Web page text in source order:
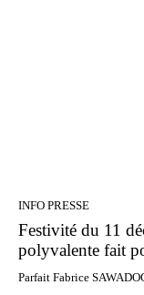
INFO PRESSE
Festivité du 11
polyvalente fait
Parfait Fabrice